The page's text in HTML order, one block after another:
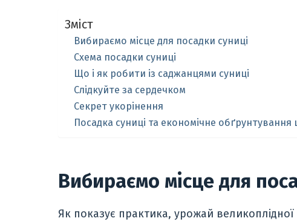
Зміст
Вибираємо місце для посадки суниці
Схема посадки суниці
Що і як робити із саджанцями суниці
Слідкуйте за сердечком
Секрет укорінення
Посадка суниці та економічне обґрунтування
Вибираємо місце для
Як показує практика, урожай